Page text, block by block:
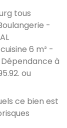
tous
-
6 m² -
à
ou
ce bien est